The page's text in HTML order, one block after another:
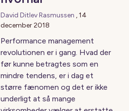
David Ditlev Rasmussen ,14
december 2018
Performance management
revolutionen er i gang. Hvad der
før kunne betragtes som en
mindre tendens, er i dag et
større fænomen og det er ikke
underligt at så mange